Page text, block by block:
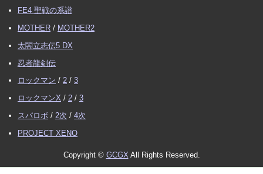
FE4 聖戦の系譜
MOTHER / MOTHER2
太閤立志伝5 DX
忍者龍剣伝
ロックマン / 2 / 3
ロックマンX / 2 / 3
スパロボ / 2次 / 4次
PROJECT XENO
Copyright © GCGXAll Rights Reserved.